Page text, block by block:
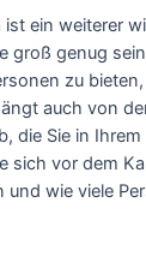
ist ein weiterer
groß genug
zu
auch von
die Sie in
sich vor dem
und wie viele